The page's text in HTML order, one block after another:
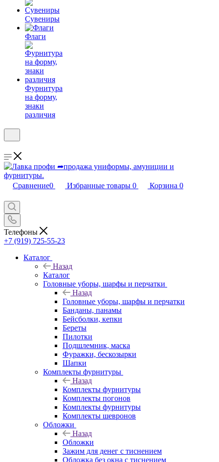
Сувениры
Флаги
Фурнитура
на форму,
знаки
различия
Сравнение0 Избранные товары 0 Корзина 0
Телефоны
+7 (919) 725-55-23
Каталог
Назад
Каталог
Головные уборы, шарфы и перчатки
Назад
Головные уборы, шарфы и перчатки
Банданы, панамы
Бейсболки, кепки
Береты
Пилотки
Подшлемник, маска
Фуражки, бескозырки
Шапки
Комплекты фурнитуры
Назад
Комплекты фурнитуры
Комплекты погонов
Комплекты фурнитуры
Комплекты шевронов
Обложки
Назад
Обложки
Зажим для денег с тиснением
Обложка без окна с тиснением